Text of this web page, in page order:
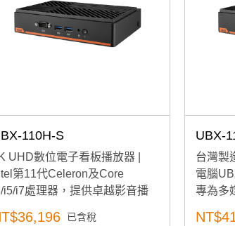
110H-S
UHD數位電子看板播放器 |
第11代Celeron及Core
i5/i7處理器，提供卓越影音播
已含稅
UBX-
台灣製
電腦
專為多